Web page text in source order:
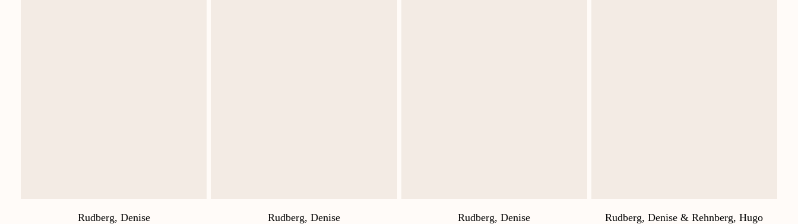
Rudberg, Denise Rudberg, Denise Rudberg, Denise Rudberg, Denise & Rehnberg, Hugo